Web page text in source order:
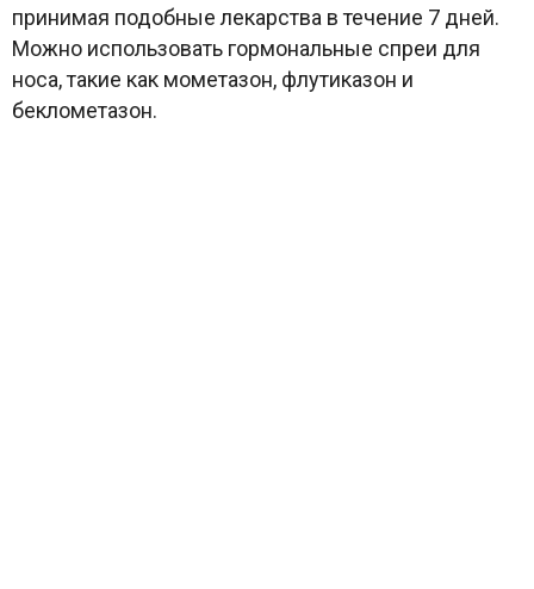
принимая подобные лекарства в течение 7 дней.
Можно использовать гормональные спреи для
носа, такие как мометазон, флутиказон и
беклометазон.